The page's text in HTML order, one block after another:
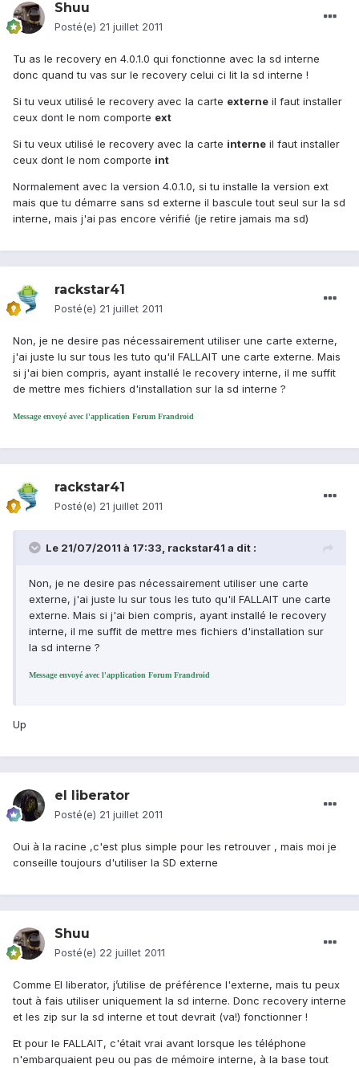
Shuu
Posté(e) 21 juillet 2011
Tu as le recovery en 4.0.1.0 qui fonctionne avec la sd interne
donc quand tu vas sur le recovery celui ci lit la sd interne !
Si tu veux utilisé le recovery avec la carte externe il faut installer
ceux dont le nom comporte ext
Si tu veux utilisé le recovery avec la carte interne il faut installer
ceux dont le nom comporte int
Normalement avec la version 4.0.1.0, si tu installe la version ext
mais que tu démarre sans sd externe il bascule tout seul sur la sd
interne, mais j'ai pas encore vérifié (je retire jamais ma sd)
rackstar41
Posté(e) 21 juillet 2011
Non, je ne desire pas nécessairement utiliser une carte externe,
j'ai juste lu sur tous les tuto qu'il FALLAIT une carte externe. Mais
si j'ai bien compris, ayant installé le recovery interne, il me suffit
de mettre mes fichiers d'installation sur la sd interne ?
Message envoyé avec l'application Forum Frandroid
rackstar41
Posté(e) 21 juillet 2011
Le 21/07/2011 à 17:33, rackstar41 a dit :
Non, je ne desire pas nécessairement utiliser une carte
externe, j'ai juste lu sur tous les tuto qu'il FALLAIT une carte
externe. Mais si j'ai bien compris, ayant installé le recovery
interne, il me suffit de mettre mes fichiers d'installation sur
la sd interne ?
Message envoyé avec l'application Forum Frandroid
Up
el liberator
Posté(e) 21 juillet 2011
Oui à la racine ,c'est plus simple pour les retrouver , mais moi je
conseille toujours d'utiliser la SD externe
Shuu
Posté(e) 22 juillet 2011
Comme El liberator, j’utilise de préférence l'externe, mais tu peux
tout à fais utiliser uniquement la sd interne. Donc recovery interne
et les zip sur la sd interne et tout devrait (va!) fonctionner !
Et pour le FALLAIT, c'était vrai avant lorsque les téléphone
n'embarquaient peu ou pas de mémoire interne, à la base tout